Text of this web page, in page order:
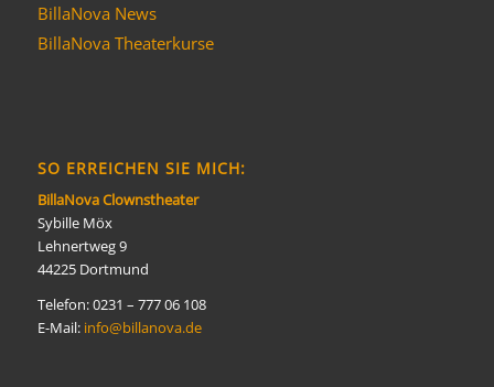
BillaNova News
BillaNova Theaterkurse
SO ERREICHEN SIE MICH:
BillaNova Clownstheater
Sybille Möx
Lehnertweg 9
44225 Dortmund
Telefon: 0231 – 777 06 108
E-Mail: info@billanova.de